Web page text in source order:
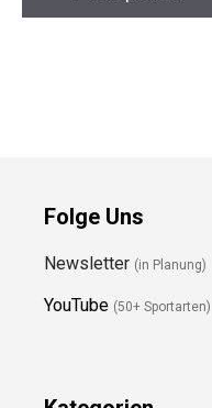
Outdoor GPS-Navi
Folge Uns
YouTube (50+ Sportarten)